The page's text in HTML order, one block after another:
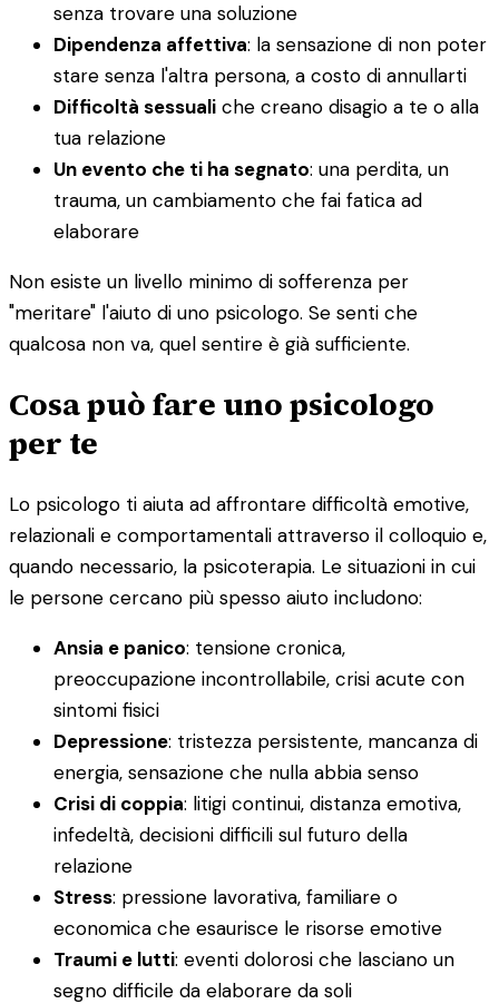
senza trovare una soluzione
Dipendenza affettiva: la sensazione di non poter
stare senza l'altra persona, a costo di annullarti
Difficoltà sessuali che creano disagio a te o alla
tua relazione
Un evento che ti ha segnato: una perdita, un
trauma, un cambiamento che fai fatica ad
elaborare
Non esiste un livello minimo di sofferenza per
"meritare" l'aiuto di uno psicologo. Se senti che
qualcosa non va, quel sentire è già sufficiente.
Cosa può fare uno psicologo
per te
Lo psicologo ti aiuta ad affrontare difficoltà emotive,
relazionali e comportamentali attraverso il colloquio e,
quando necessario, la psicoterapia. Le situazioni in cui
le persone cercano più spesso aiuto includono:
Ansia e panico: tensione cronica,
preoccupazione incontrollabile, crisi acute con
sintomi fisici
Depressione: tristezza persistente, mancanza di
energia, sensazione che nulla abbia senso
Crisi di coppia: litigi continui, distanza emotiva,
infedeltà, decisioni difficili sul futuro della
relazione
Stress: pressione lavorativa, familiare o
economica che esaurisce le risorse emotive
Traumi e lutti: eventi dolorosi che lasciano un
segno difficile da elaborare da soli